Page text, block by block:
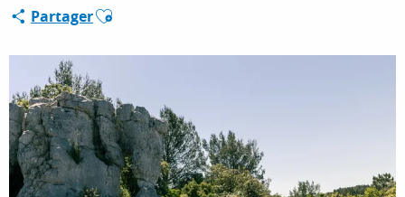
ESPACE PRO
PartagerAjouter aux favoris